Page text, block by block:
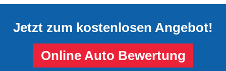
Jetzt zum kostenlosen Angebot!
Online Auto Bewertung